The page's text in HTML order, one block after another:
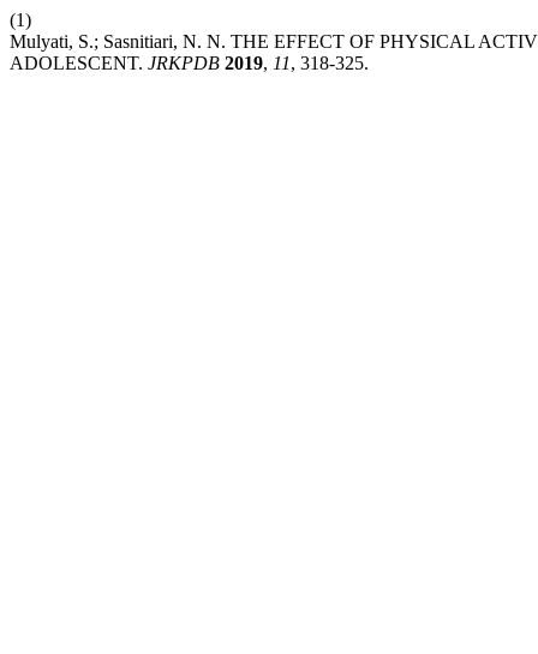
(1)
Mulyati, S.; Sasnitiari, N. N. THE EFFECT OF PHYSICAL
ADOLESCENT. JRKPDB 2019, 11, 318-325.